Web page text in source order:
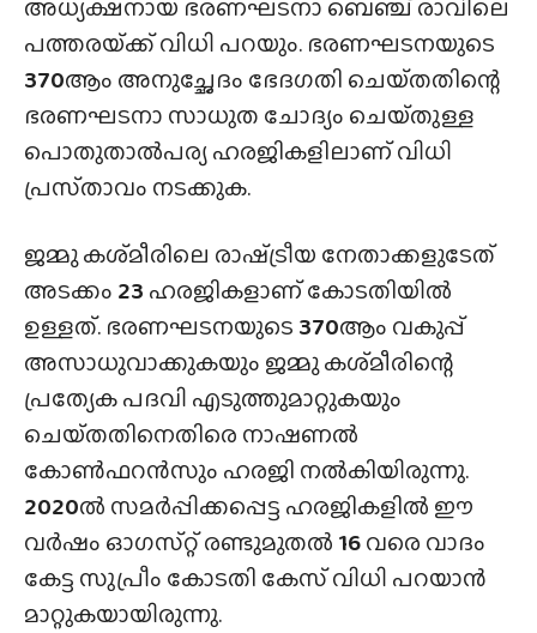
പത്തരയ്‌ക്ക് വിധി പറയും. ഭരണഘടനയുടെ
370ആം അനുച്ഛേദം ഭേദഗതി ചെയ്‌തതിന്റെ
ഭരണഘടനാ സാധുത ചോദ്യം ചെയ്‌തുള്ള
പൊതുതാൽപര്യ ഹരജികളിലാണ് വിധി
പ്രസ്‌താവം നടക്കുക.
ജമ്മു കശ്‌മീരിലെ രാഷ്‌ട്രീയ നേതാക്കളുടേത്
അടക്കം 23 ഹരജികളാണ് കോടതിയിൽ
ഉള്ളത്. ഭരണഘടനയുടെ 370ആം വകുപ്പ്
അസാധുവാക്കുകയും ജമ്മു കശ്‌മീരിന്റെ
പ്രത്യേക പദവി എടുത്തുമാറ്റുകയും
ചെയ്‌തതിനെതിരെ നാഷണൽ
കോൺഫറൻസും ഹരജി നൽകിയിരുന്നു.
2020ൽ സമർപ്പിക്കപ്പെട്ട ഹരജികളിൽ ഈ
വർഷം ഓഗസ്‌റ്റ് രണ്ടുമുതൽ 16വരെ വാദം
കേട്ട സുപ്രീം കോടതി കേസ് വിധി പറയാൻ
മാറ്റുകയായിരുന്നു.